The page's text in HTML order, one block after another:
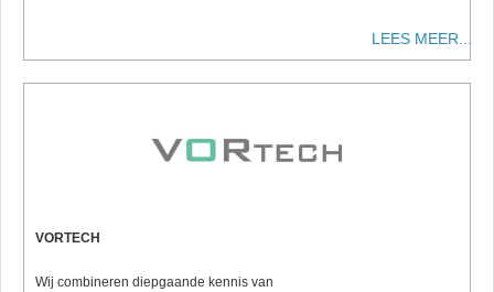
LEES MEER...
VORTECH
Wij combineren diepgaande kennis van